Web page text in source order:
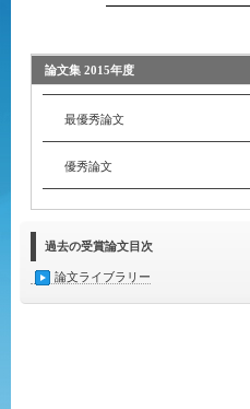
論文集 2015年度
最優秀論文
優秀論文
過去の受賞論文目次
論文ライブラリー